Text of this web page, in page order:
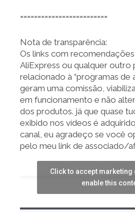
=========================
Nota de transparência:
Os links com
AliExpress ou qualquer outro
relacionado à “programas de
geram uma comissão,
em funcionamento e não
dos produtos. já que quase
exibido nos vídeos é
canal, eu agradeço se você
pelo meu link de associado/
Click to accept marketing
enable this